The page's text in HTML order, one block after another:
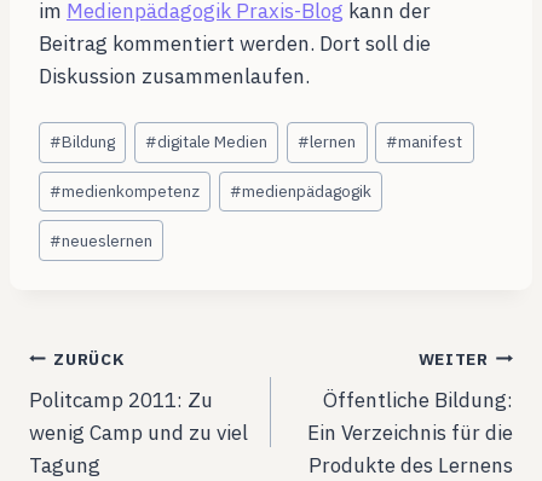
im Medienpädagogik Praxis-Blog kann der
Beitrag kommentiert werden. Dort soll die
Diskussion zusammenlaufen.
Schlagworte:
#Bildung #digitale Medien #lernen #manifest
#medienkompetenz #medienpädagogik
#neueslernen
Beitragsnavigation
ZURÜCK
Politcamp 2011: Zu
wenig Camp und zu viel
Tagung
WEITER
Öffentliche Bildung:
Ein Verzeichnis für die
Produkte des Lernens